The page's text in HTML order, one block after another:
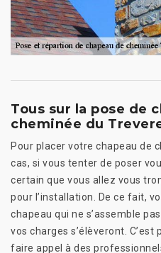
Tous sur la pose de
cheminée du
Pour placer votre chapeau de
cas, si vous tenter de poser
certain que vous allez vous
pour l’installation. De ce fait,
chapeau qui ne s’assemble
vos charges s’élèveront.
faire appel à des